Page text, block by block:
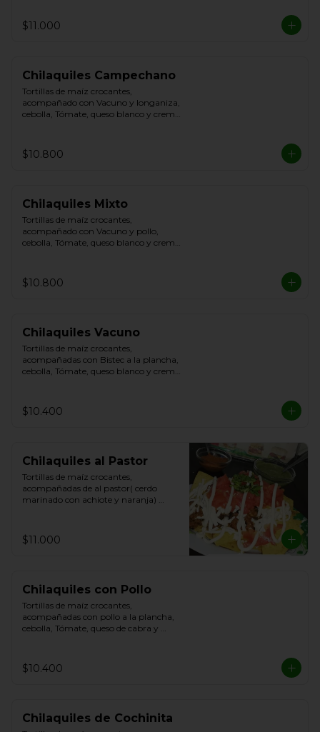
$11.000
Chilaquiles Campechano
Tortillas de maíz crocantes,
acompañado con Vacuno y longaniza,
cebolla, Tómate, queso blanco y crema
$10.800
Chilaquiles Mixto
Tortillas de maíz crocantes,
acompañado con Vacuno y pollo,
cebolla, Tómate, queso blanco y crema
$10.800
Chilaquiles Vacuno
Tortillas de maíz crocantes,
acompañadas con Bistec a la plancha,
cebolla, Tómate, queso blanco y crema
$10.400
Chilaquiles al Pastor
Tortillas de maíz crocantes,
acompañadas de al pastor( cerdo
marinado con achiote y naranja)
$11.000
Chilaquiles con Pollo
Tortillas de maíz crocantes,
acompañadas con pollo a la plancha,
cebolla, Tómate, queso de cabra y
$10.400
Chilaquiles de Cochinita